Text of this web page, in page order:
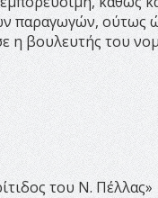
παραγωγών, ούτως
η βουλευτής του
του Ν. Πέλλας»